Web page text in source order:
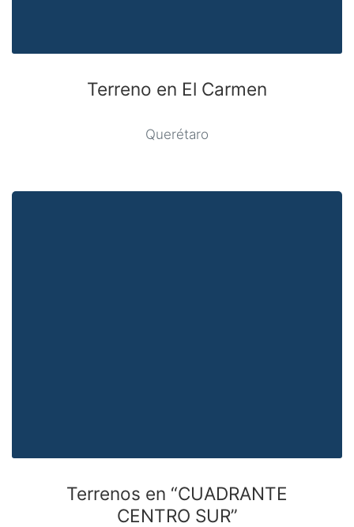
Terreno en El Carmen
Querétaro
Terrenos en “CUADRANTE
CENTRO SUR”